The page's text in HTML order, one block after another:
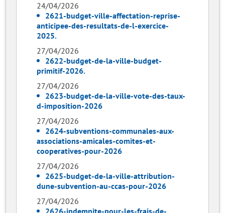
24/04/2026
2621-budget-ville-affectation-reprise-
anticipee-des-resultats-de-l-exercice-
2025.
27/04/2026
2622-budget-de-la-ville-budget-
primitif-2026.
27/04/2026
2623-budget-de-la-ville-vote-des-taux-
d-imposition-2026
27/04/2026
2624-subventions-communales-aux-
associations-amicales-comites-et-
cooperatives-pour-2026
27/04/2026
2625-budget-de-la-ville-attribution-
dune-subvention-au-ccas-pour-2026
27/04/2026
2626-indemnite-pour-les-frais-de-